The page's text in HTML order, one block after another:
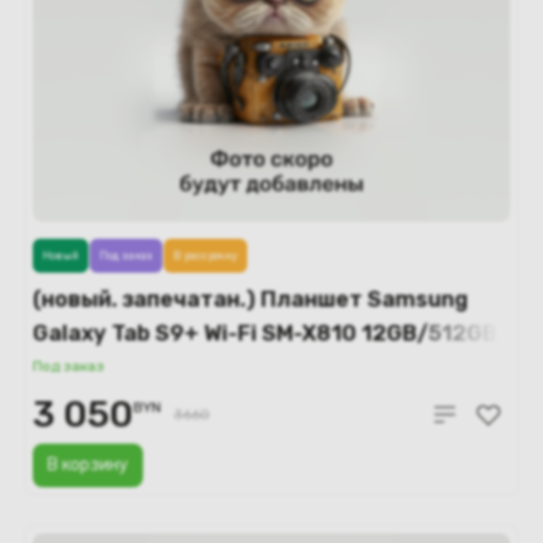
(новый. запечатан.) Планшет Samsung
Galaxy Tab S9+ Wi-Fi SM-X810 12GB/512GB
(графитовый)
Под заказ
В корзину
Новый Под заказ В рассрочку
3 050BYN 3660